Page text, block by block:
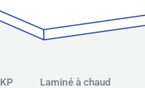
Laminé à chaud